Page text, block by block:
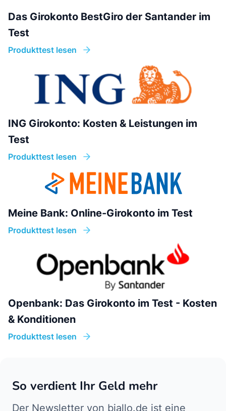
Das Girokonto BestGiro der Santander im
Test
Produkttest lesen
ING Girokonto: Kosten & Leistungen im
Test
Produkttest lesen
Meine Bank: Online-Girokonto im Test
Produkttest lesen
Openbank: Das Girokonto im Test - Kosten
& Konditionen
Produkttest lesen
So verdient Ihr Geld mehr
Der Newsletter von biallo.de ist eine